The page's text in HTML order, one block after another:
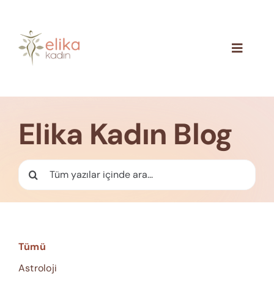
content
Toggle
İletişim
Elika Kadın Blog
Ara:
Tümü
Astroloji